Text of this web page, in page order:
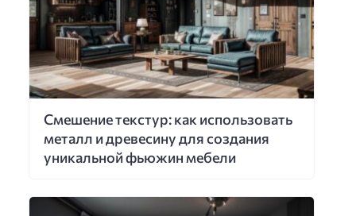
Смешение текстур: как использовать
металл и древесину для создания
уникальной фьюжин мебели